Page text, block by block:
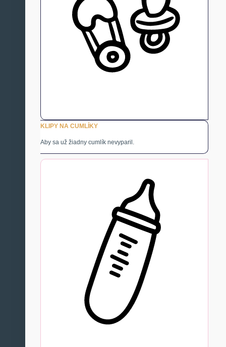
KLIPY NA CUMLÍKY
Aby sa už žiadny cumlík nevyparil.